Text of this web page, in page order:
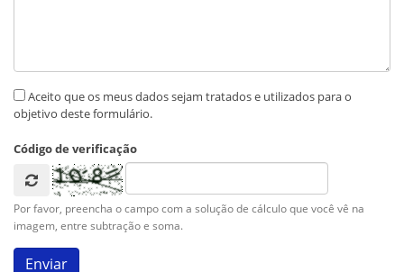
Aceito que os meus dados sejam tratados e utilizados para o
objetivo deste formulário.
Código de verificação
Por favor, preencha o campo com a solução de cálculo que você vê na
imagem, entre subtração e soma.